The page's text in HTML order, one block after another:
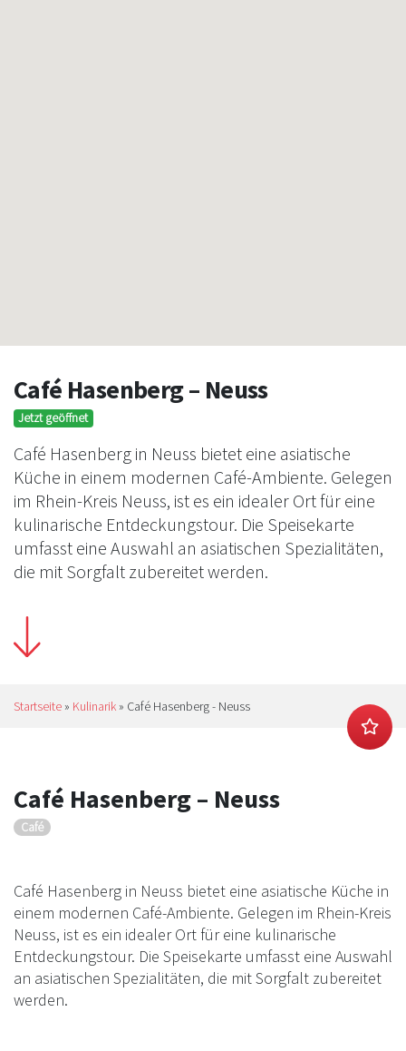
Café Hasenberg – Neuss
Jetzt geöffnet
Café Hasenberg in Neuss bietet eine asiatische
Küche in einem modernen Café-Ambiente. Gelegen
im Rhein-Kreis Neuss, ist es ein idealer Ort für eine
kulinarische Entdeckungstour. Die Speisekarte
umfasst eine Auswahl an asiatischen Spezialitäten,
die mit Sorgfalt zubereitet werden.
Startseite » Kulinarik » Café Hasenberg - Neuss
Café Hasenberg – Neuss
Café
Café Hasenberg in Neuss bietet eine asiatische Küche in
einem modernen Café-Ambiente. Gelegen im Rhein-Kreis
Neuss, ist es ein idealer Ort für eine kulinarische
Entdeckungstour. Die Speisekarte umfasst eine Auswahl
an asiatischen Spezialitäten, die mit Sorgfalt zubereitet
werden.